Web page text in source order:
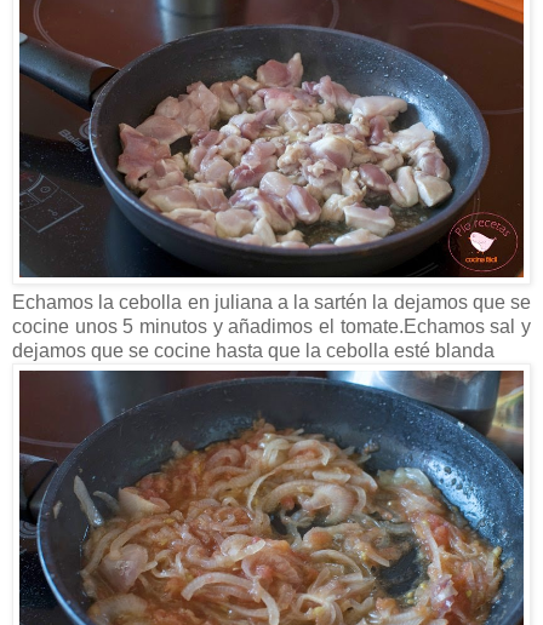
Echamos la cebolla en juliana a la sartén la dejamos que se
cocine unos 5 minutos y añadimos el tomate.Echamos sal y
dejamos que se cocine hasta que la cebolla esté blanda